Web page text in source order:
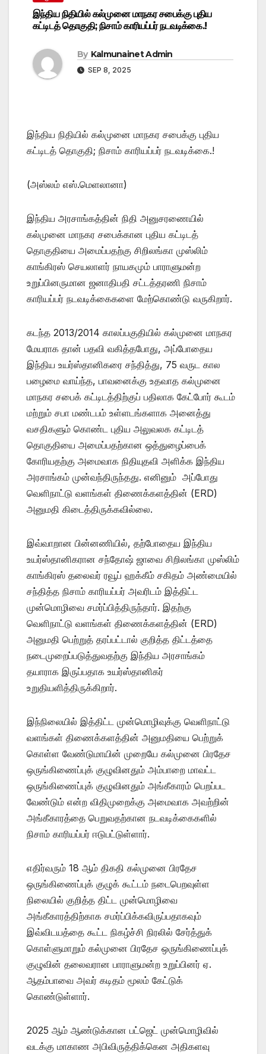
இந்திய நிதியில் கல்முனை மாநகர சபைக்கு புதிய
கட்டிடத் தொகுதி; நிசாம் காரியப்பர் நடவடிக்கை.!
By Kalmunainet Admin
SEP 8, 2025
இந்திய நிதியில் கல்முனை மாநகர சபைக்கு புதிய
கட்டிடத் தொகுதி; நிசாம் காரியப்பர் நடவடிக்கை.!
(அஸ்லம் எஸ்.மெளலானா)
இந்திய அரசாங்கத்தின் நிதி அனுசரணையில்
கல்முனை மாநகர சபைக்கான புதிய கட்டிடத்
தொகுதியை அமைப்பதற்கு சிறிலங்கா முஸ்லிம்
காங்கிரஸ் செயலாளர் நாயகமும் பாராளுமன்ற
உறுப்பினருமான ஜனாதிபதி சட்டத்தரணி நிசாம்
காரியப்பர் நடவடிக்கைகளை மேற்கொண்டு வருகிறார்.
கடந்த 2013/2014 காலப்பகுதியில் கல்முனை மாநகர
மேயராக தான் பதவி வகித்தபோது, அப்போதைய
இந்திய உயர்ஸ்தானிகரை சந்தித்து, 75 வருட கால
பழைமை வாய்ந்த, பாவனைக்கு உதவாத கல்முனை
மாநகர சபைக் கட்டிடத்திற்குப் பதிலாக கேட்போர் கூடம்
மற்றும் சபா மண்டபம் உள்ளடங்களாக அனைத்து
வசதிகளும் கொண்ட புதிய அலுவலக கட்டிடத்
தொகுதியை அமைப்பதற்கான ஒத்துழைப்பைக்
கோரியதற்கு அமைவாக நிதியுதவி அளிக்க இந்திய
அரசாங்கம் முன்வந்திருந்தது. எனினும் அப்போது
வெளிநாட்டு வளங்கள் திணைக்களத்தின் (ERD)
அனுமதி கிடைத்திருக்கவில்லை.
இவ்வாறான பின்னணியில், தற்போதைய இந்திய
உயர்ஸ்தானிகரான சந்தோஷ் ஜாவை சிறிலங்கா முஸ்லிம்
காங்கிரஸ் தலைவர் ரவூப் ஹக்கீம் சகிதம் அண்மையில்
சந்தித்த நிசாம் காரியப்பர் அவரிடம் இத்திட்ட
முன்மொழிவை சமர்ப்பித்திருந்தார். இதற்கு
வெளிநாட்டு வளங்கள் திணைக்களத்தின் (ERD)
அனுமதி பெற்றுத் தரப்பட்டால் குறித்த திட்டத்தை
நடைமுறைப்படுத்துவதற்கு இந்திய அரசாங்கம்
தயாராக இருப்பதாக உயர்ஸ்தானிகர்
உறுதியளித்திருக்கிறார்.
இந்நிலையில் இத்திட்ட முன்மொழிவுக்கு வெளிநாட்டு
வளங்கள் திணைக்களத்தின் அனுமதியை பெற்றுக்
கொள்ள வேண்டுமாயின் முறையே கல்முனை பிரதேச
ஒருங்கிணைப்புக் குழுவினதும் அம்பாறை மாவட்ட
ஒருங்கிணைப்புக் குழுவினதும் அங்கீகாரம் பெறப்பட
வேண்டும் என்ற விதிமுறைக்கு அமைவாக அவற்றின்
அங்கீகாரத்தை பெறுவதற்கான நடவடிக்கைகளில்
நிசாம் காரியப்பர் ஈடுபட்டுள்ளார்.
எதிர்வரும் 18 ஆம் திகதி கல்முனை பிரதேச
ஒருங்கிணைப்புக் குழுக் கூட்டம் நடைபெறவுள்ள
நிலையில் குறித்த திட்ட முன்மொழிவை
அங்கீகாரத்திற்காக சமர்ப்பிக்கவிருப்பதாகவும்
இவ்விடயத்தை கூட்ட நிகழ்ச்சி நிரலில் சேர்த்துக்
கொள்ளுமாறும் கல்முனை பிரதேச ஒருங்கிணைப்புக்
குழுவின் தலைவரான பாராளுமன்ற உறுப்பினர் ஏ.
ஆதம்பாவை அவர் கடிதம் மூலம் கேட்டுக்
கொண்டுள்ளார்.
2025 ஆம் ஆண்டுக்கான பட்ஜெட் முன்மொழிவில்
வடக்கு மாகாண அபிவிருத்திக்கென அதிகளவு